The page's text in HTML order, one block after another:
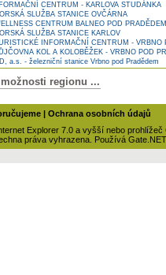
CENTRUM - KARLOVA STUDÁNKA
SLUŽBA STANICE OVČÁRNA
CENTRUM BALNEO POD PRADĚDEM
SLUŽBA STANICE KARLOV
INFORMAČNÍ CENTRUM - VRBNO
KOL A KOLOBĚŽEK - VRBNO POD
a.s. - železniční stanice Vrbno pod Pradědem
regionu ...
| Ochrana osobních údajů
Explorer 7.0 a vyšší nebo prohlížeč
práva vyhrazena. Používá